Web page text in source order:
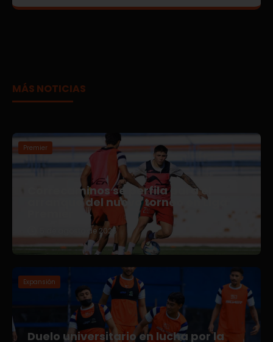
MÁS NOTICIAS
Premier
Correcaminos se perfila para el
arranque del nuevo torneo en Liga
5 de agosto de 2026
Expansión
Duelo universitario en lucha por la